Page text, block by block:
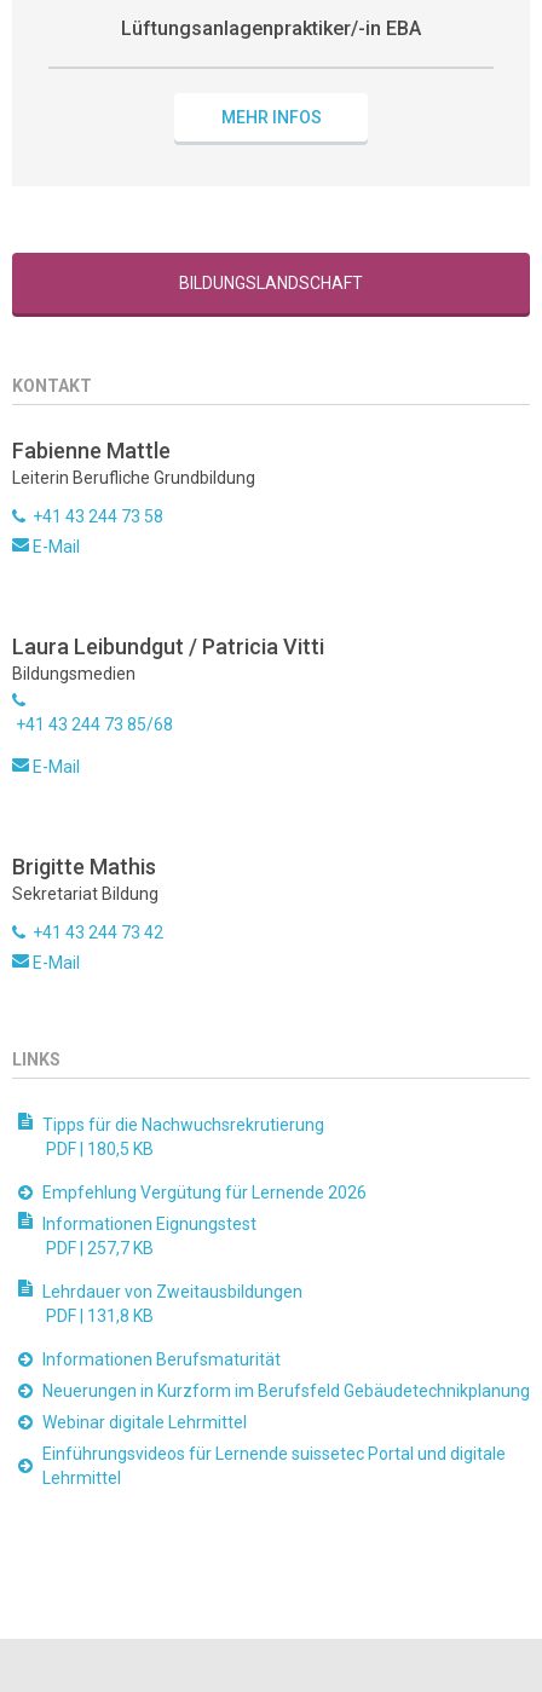
Lüftungsanlagenpraktiker/-in EBA
MEHR INFOS
BILDUNGSLANDSCHAFT
KONTAKT
Fabienne Mattle
Leiterin Berufliche Grundbildung
+41 43 244 73 58
E-Mail
Laura Leibundgut / Patricia Vitti
Bildungsmedien
+41 43 244 73 85/68
E-Mail
Brigitte Mathis
Sekretariat Bildung
+41 43 244 73 42
E-Mail
LINKS
Tipps für die Nachwuchsrekrutierung
PDF | 180,5 KB
Empfehlung Vergütung für Lernende 2026
Informationen Eignungstest
PDF | 257,7 KB
Lehrdauer von Zweitausbildungen
PDF | 131,8 KB
Informationen Berufsmaturität
Neuerungen in Kurzform im Berufsfeld Gebäudetechnikplanung
Webinar digitale Lehrmittel
Einführungsvideos für Lernende suissetec Portal und digitale
Lehrmittel